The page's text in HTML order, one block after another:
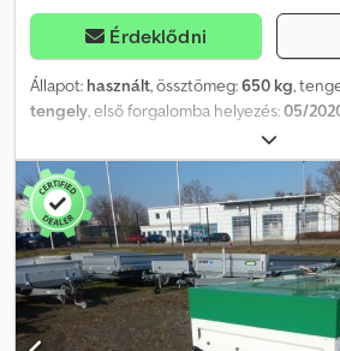
Érdeklődni
Állapot: használt, össztömeg:650 kg,
tengely, első forgalomba helyezés:05/
1 920 mm
* Stema Airstream Retro lakókocsi,
ágy * Gázcsatlakozás * Napkollektor *
Elektromos rendszer: 12V - 24V * Méretek:
(szélesség) x 192 cm (magasság) * Ágy
145 cm (szélesség) Codoyytywspfx Amzorf
péntekig 9:00 - 17:00 óráig (előzetes
KAPCSOLATI ADATOK Telefon: WhatsApp
vámjelzési táblák (export szám) nálunk